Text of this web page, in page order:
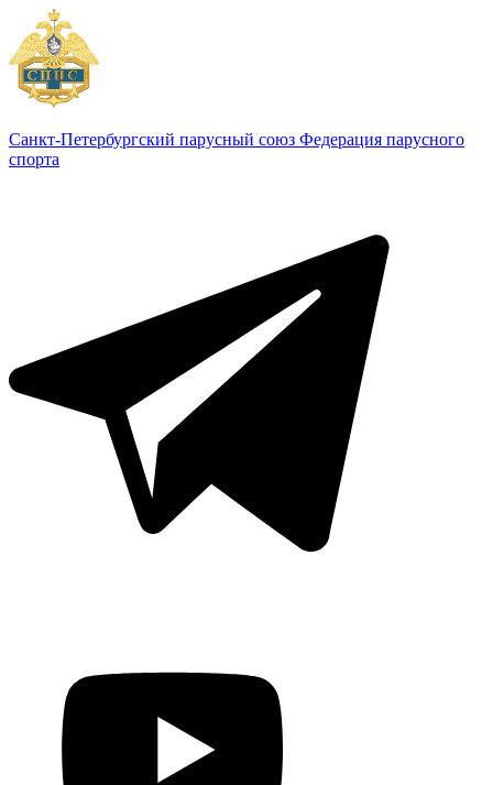
Санкт-Петербургский парусный союз Федерация парусного
спорта